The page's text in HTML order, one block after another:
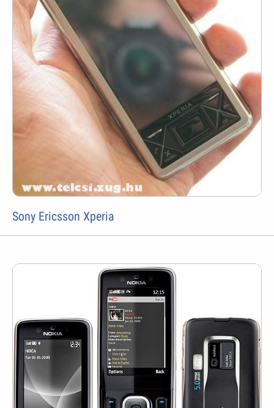
Sony Ericsson Xperia